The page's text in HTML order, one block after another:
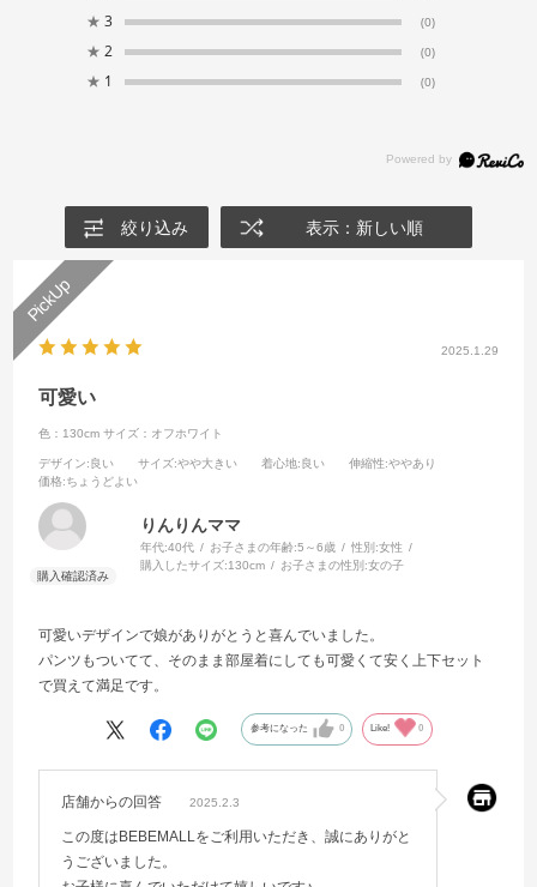
★ 3 (0)
★ 2 (0)
★ 1 (0)
絞り込み 表示：新しい順
2025.1.29
可愛い
色：130cm サイズ：オフホワイト
デザイン:良い サイズ:やや大きい 着心地:良い 伸縮性:ややあり
価格:ちょうどよい
りんりんママ
年代:40代 お子さまの年齢:5～6歳 性別:女性
購入したサイズ:130cm お子さまの性別:女の子
可愛いデザインで娘がありがとうと喜んでいました。
パンツもついてて、そのまま部屋着にしても可愛くて安く上下セット
で買えて満足です。
参考になった 0 Like! 0
店舗からの回答 2025.2.3
この度はBEBEMALLをご利用いただき、誠にありがと
うございました。